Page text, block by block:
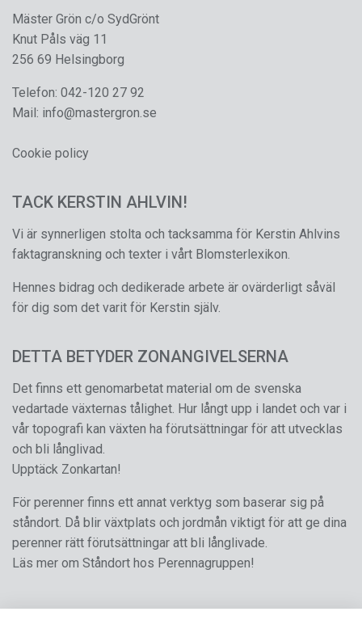
Mäster Grön c/o SydGrönt
Knut Påls väg 11
256 69 Helsingborg
Telefon: 042-120 27 92
Mail: info@mastergron.se
Cookie policy
TACK KERSTIN AHLVIN!
Vi är synnerligen stolta och tacksamma för Kerstin Ahlvins
faktagranskning och texter i vårt Blomsterlexikon.
Hennes bidrag och dedikerade arbete är ovärderligt såväl
för dig som det varit för Kerstin själv.
DETTA BETYDER ZONANGIVELSERNA
Det finns ett genomarbetat material om de svenska
vedartade växternas tålighet. Hur långt upp i landet och var i
vår topografi kan växten ha förutsättningar för att utvecklas
och bli långlivad.
Upptäck Zonkartan!
För perenner finns ett annat verktyg som baserar sig på
ståndort. Då blir växtplats och jordmån viktigt för att ge dina
perenner rätt förutsättningar att bli långlivade.
Läs mer om Ståndort hos Perennagruppen!